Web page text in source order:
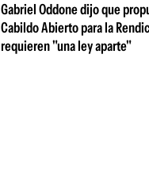
Gabriel Oddone dijo que
Cabildo Abierto para la
requieren "una ley aparte"